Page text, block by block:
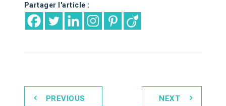
Partager l'article :
PREVIOUS NEXT